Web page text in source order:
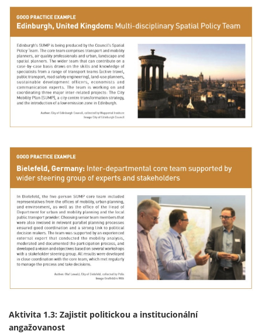
Aktivita 1.3: Zajistit politickou a institucionální
angažovanost